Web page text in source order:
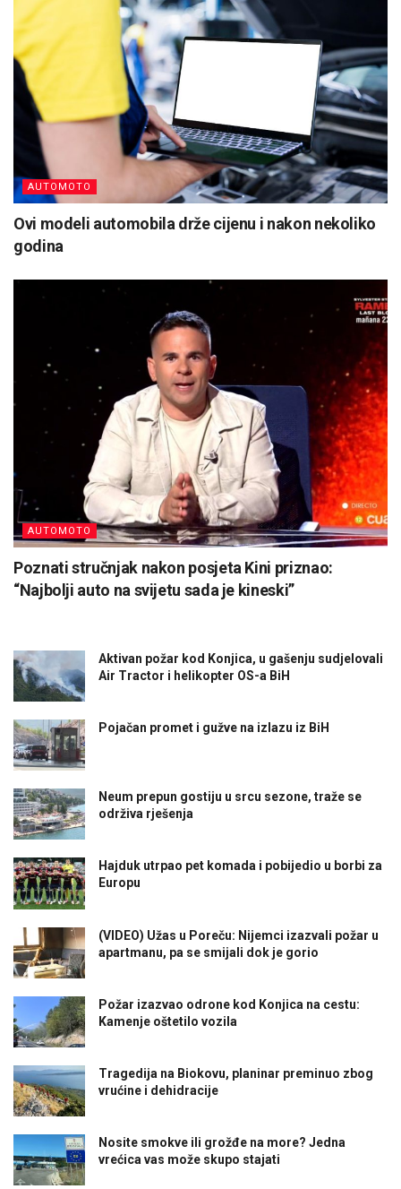
AUTOMOTO
Ovi modeli automobila drže cijenu i nakon nekoliko
godina
AUTOMOTO
Poznati stručnjak nakon posjeta Kini priznao:
“Najbolji auto na svijetu sada je kineski”
Aktivan požar kod Konjica, u gašenju sudjelovali
Air Tractor i helikopter OS-a BiH
Pojačan promet i gužve na izlazu iz BiH
Neum prepun gostiju u srcu sezone, traže se
održiva rješenja
Hajduk utrpao pet komada i pobijedio u borbi za
Europu
(VIDEO) Užas u Poreču: Nijemci izazvali požar u
apartmanu, pa se smijali dok je gorio
Požar izazvao odrone kod Konjica na cestu:
Kamenje oštetilo vozila
Tragedija na Biokovu, planinar preminuo zbog
vrućine i dehidracije
Nosite smokve ili grožđe na more? Jedna
vrećica vas može skupo stajati